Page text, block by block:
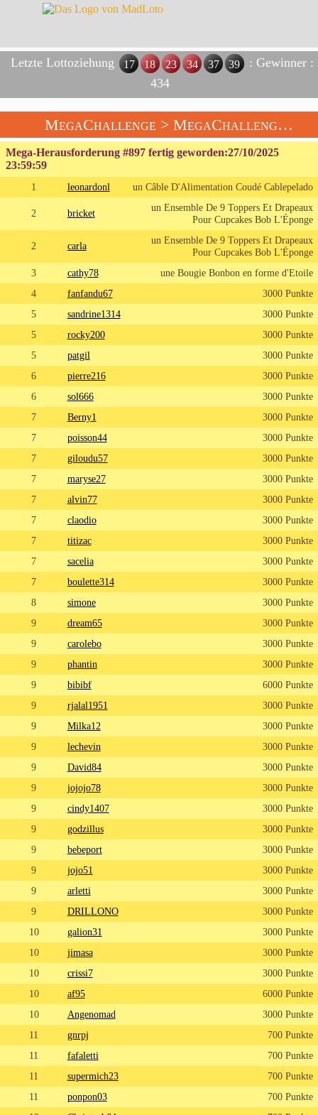
Letzte Lottoziehung 17 18 23 34 37 39
: Gewinner :
434
MegaChallenge > MegaChallenge Der Woche
Mega-Herausforderung #897 fertig geworden:27/10/2025
23:59:59
1 leonardonl un Câble D'Alimentation Coudé Cablepelado
2 bricket
un Ensemble De 9 Toppers Et Drapeaux
Pour Cupcakes Bob L'Éponge
2 carla
un Ensemble De 9 Toppers Et Drapeaux
Pour Cupcakes Bob L'Éponge
3
cathy78
une Bougie Bonbon en forme d'Etoile
4
fanfandu67
3000 Punkte
5
sandrine1314
3000 Punkte
5
rocky200
3000 Punkte
5
patgil
3000 Punkte
6
pierre216
3000 Punkte
6
sol666
3000 Punkte
7
Berny1
3000 Punkte
7
poisson44
3000 Punkte
7
giloudu57
3000 Punkte
7
maryse27
3000 Punkte
7
alvin77
3000 Punkte
7
claodio
3000 Punkte
7
titizac
3000 Punkte
7
sacelia
3000 Punkte
7
boulette314
3000 Punkte
8
simone
3000 Punkte
9
dream65
3000 Punkte
9
carolebo
3000 Punkte
9
phantin
3000 Punkte
9
bibibf
6000 Punkte
9
rjalal1951
3000 Punkte
9
Milka12
3000 Punkte
9
lechevin
3000 Punkte
9
David84
3000 Punkte
9
jojojo78
3000 Punkte
9
cindy1407
3000 Punkte
9
godzillus
3000 Punkte
9
bebeport
3000 Punkte
9
jojo51
3000 Punkte
9
arletti
3000 Punkte
9
DRILLONO
3000 Punkte
10
galion31
3000 Punkte
10
jimasa
3000 Punkte
10
crissi7
3000 Punkte
10
af95
6000 Punkte
10
Angenomad
3000 Punkte
11
gnrpj
700 Punkte
11
fafaletti
700 Punkte
11
supermich23
700 Punkte
11
ponpon03
700 Punkte